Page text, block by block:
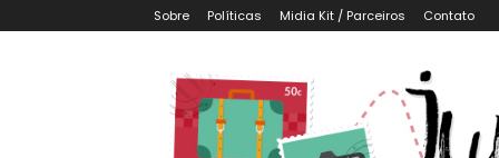
Sobre Políticas Midia Kit / Parceiros Contato